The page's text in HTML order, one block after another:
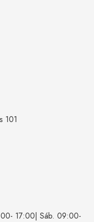
101
17:00| Sáb. 09:00-